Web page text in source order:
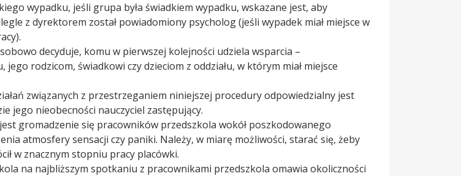
wypadku, jeśli grupa była świadkiem wypadku, wskazane jest, aby
z dyrektorem został powiadomiony psycholog (jeśli wypadek miał miejsce w
decyduje, komu w pierwszej kolejności udziela wsparcia –
jego rodzicom, świadkowi czy dzieciom z oddziału, w którym miał miejsce
związanych z przestrzeganiem niniejszej procedury odpowiedzialny jest
jego nieobecności nauczyciel zastępujący.
gromadzenie się pracowników przedszkola wokół poszkodowanego
atmosfery sensacji czy paniki. Należy, w miarę możliwości, starać się, żeby
w znacznym stopniu pracy placówki.
na najbliższym spotkaniu z pracownikami przedszkola omawia okoliczności